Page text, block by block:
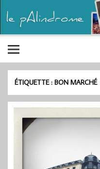
ÉTIQUETTE :BON MARCHÉ